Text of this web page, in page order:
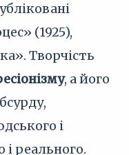
(1925),
Творчість
, а його
і
реального.